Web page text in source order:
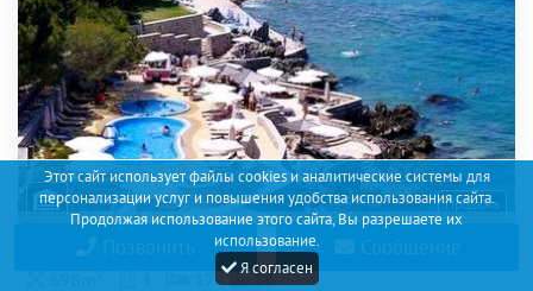
Этот сайт использует файлы cookies и аналитические системы для
персонализации услуг и повышения удобства использования сайта.
Продолжая использование этого сайта, Вы разрешаете их
использование.
Я согласен
Продажа
430 000€
2 16
Позвонить Сообщение